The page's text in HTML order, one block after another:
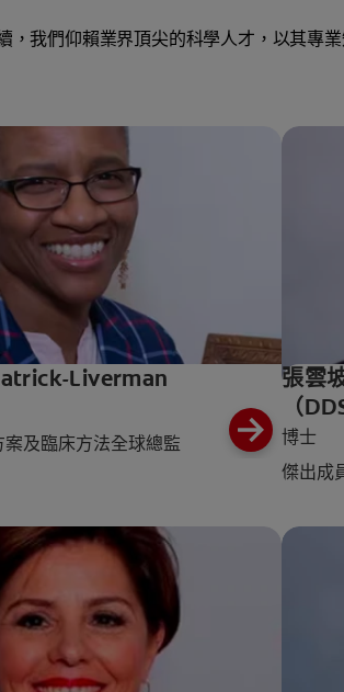
我們仰賴業界頂尖的科學人才，以其專
Liverman
及臨床方法全球總監
張雲
（
博士
傑出成